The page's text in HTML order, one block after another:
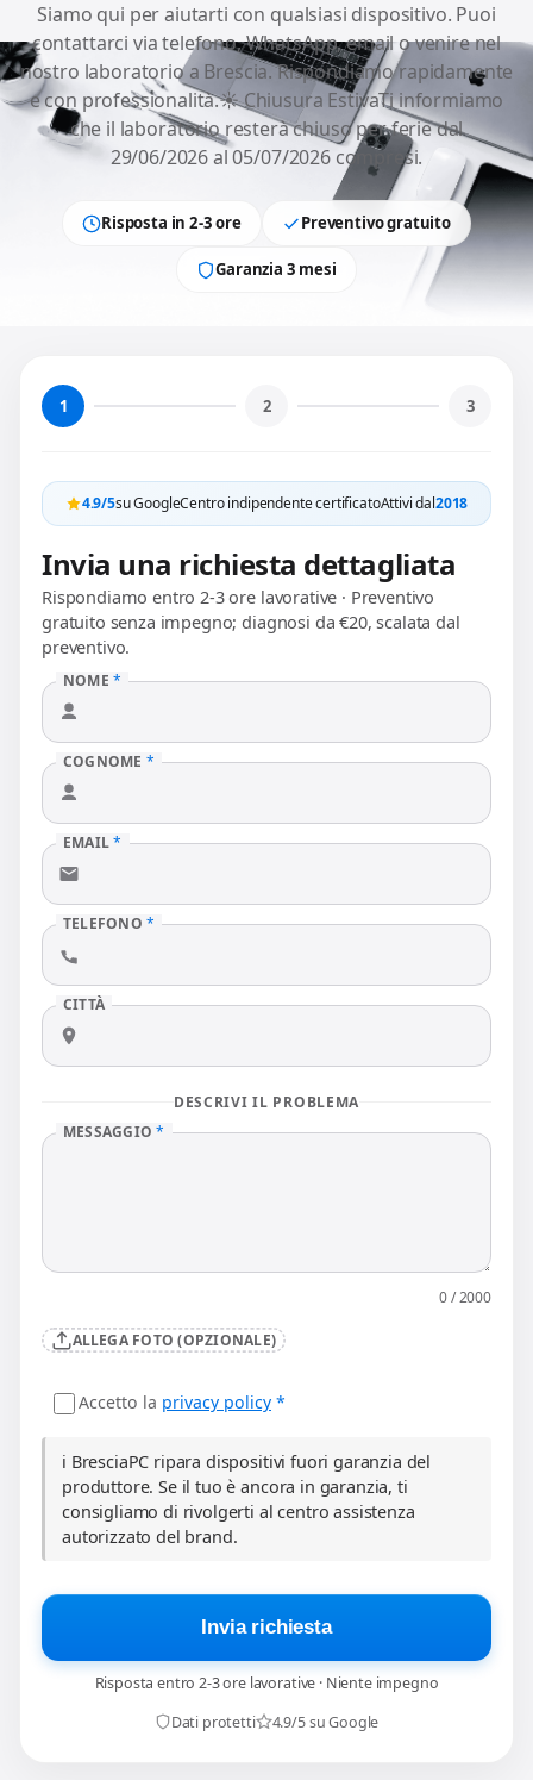
Siamo qui per aiutarti con qualsiasi dispositivo. Puoi
contattarci via telefono, WhatsApp, email o venire nel
nostro laboratorio a Brescia. Rispondiamo rapidamente
e con professionalità.☀️ Chiusura EstivaTi informiamo
che il laboratorio resterà chiuso per ferie dal
29/06/2026 al 05/07/2026 compresi.
Risposta in 2-3 ore Preventivo gratuito
Garanzia 3 mesi
1 2 3
4.9/5su GoogleCentro indipendente certificatoAttivi dal2018
Invia una richiesta dettagliata
Rispondiamo entro 2-3 ore lavorative · Preventivo
gratuito senza impegno; diagnosi da €20, scalata dal
preventivo.
NOME*
COGNOME *
EMAIL*
TELEFONO*
CITTÀ
DESCRIVI IL PROBLEMA
MESSAGGIO*
0 / 2000
ALLEGA FOTO (OPZIONALE)
Accetto la privacy policy *
ℹ️ BresciaPC ripara dispositivi fuori garanzia del
produttore. Se il tuo è ancora in garanzia, ti
consigliamo di rivolgerti al centro assistenza
autorizzato del brand.
Invia richiesta
Risposta entro 2-3 ore lavorative · Niente impegno
Dati protetti
4.9/5 su Google